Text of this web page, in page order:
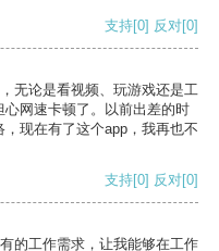
支持[0] 反对[0]
无论是看视频、玩游戏还是工
网速卡顿了。以前出差的时
现在有了这个app，我再也不
支持[0] 反对[0]
的工作需求，让我能够在工作